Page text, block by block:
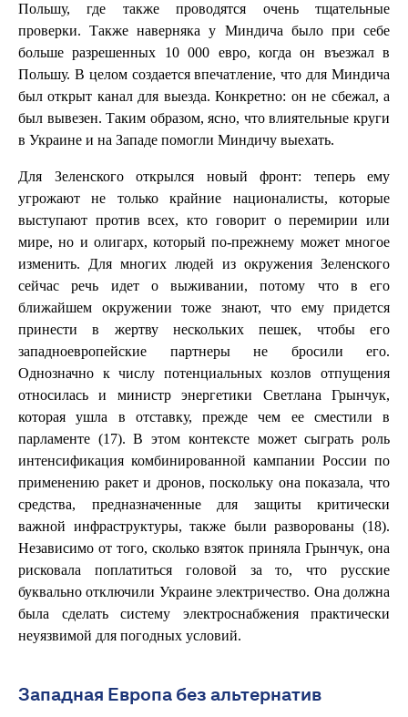
Польшу, где также проводятся очень тщательные
проверки. Также наверняка у Миндича было при себе
больше разрешенных 10 000 евро, когда он въезжал в
Польшу. В целом создается впечатление, что для Миндича
был открыт канал для выезда. Конкретно: он не сбежал, а
был вывезен. Таким образом, ясно, что влиятельные круги
в Украине и на Западе помогли Миндичу выехать.
Для Зеленского открылся новый фронт: теперь ему
угрожают не только крайние националисты, которые
выступают против всех, кто говорит о перемирии или
мире, но и олигарх, который по-прежнему может многое
изменить. Для многих людей из окружения Зеленского
сейчас речь идет о выживании, потому что в его
ближайшем окружении тоже знают, что ему придется
принести в жертву нескольких пешек, чтобы его
западноевропейские партнеры не бросили его.
Однозначно к числу потенциальных козлов отпущения
относилась и министр энергетики Светлана Грынчук,
которая ушла в отставку, прежде чем ее сместили в
парламенте (17). В этом контексте может сыграть роль
интенсификация комбинированной кампании России по
применению ракет и дронов, поскольку она показала, что
средства, предназначенные для защиты критически
важной инфраструктуры, также были разворованы (18).
Независимо от того, сколько взяток приняла Грынчук, она
рисковала поплатиться головой за то, что русские
буквально отключили Украине электричество. Она должна
была сделать систему электроснабжения практически
неуязвимой для погодных условий.
Западная Европа без альтернатив